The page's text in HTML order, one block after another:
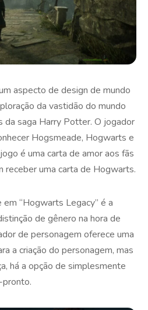
aspecto de design de mundo
da vastidão do mundo
da saga Harry Potter. O jogador
Hogsmeade, Hogwarts e
é uma carta de amor aos fãs
receber uma carta de Hogwarts.
“Hogwarts Legacy” é a
de gênero na hora de
de personagem oferece uma
a criação do personagem, mas
há a opção de simplesmente
pronto.